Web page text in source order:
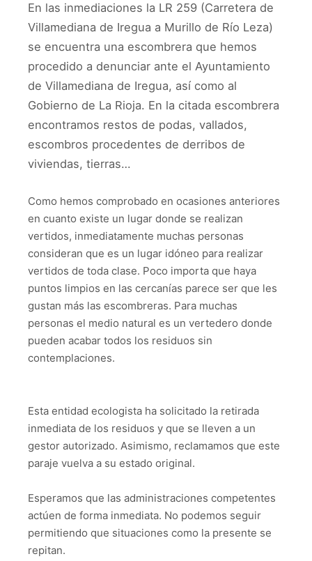
En las inmediaciones la LR 259 (Carretera de
Villamediana de Iregua a Murillo de Río Leza)
se encuentra una escombrera que hemos
procedido a denunciar ante el Ayuntamiento
de Villamediana de Iregua, así como al
Gobierno de La Rioja. En la citada escombrera
encontramos restos de podas, vallados,
escombros procedentes de derribos de
viviendas, tierras…
Como hemos comprobado en ocasiones anteriores
en cuanto existe un lugar donde se realizan
vertidos, inmediatamente muchas personas
consideran que es un lugar idóneo para realizar
vertidos de toda clase. Poco importa que haya
puntos limpios en las cercanías parece ser que les
gustan más las escombreras. Para muchas
personas el medio natural es un vertedero donde
pueden acabar todos los residuos sin
contemplaciones.
Esta entidad ecologista ha solicitado la retirada
inmediata de los residuos y que se lleven a un
gestor autorizado. Asimismo, reclamamos que este
paraje vuelva a su estado original.
Esperamos que las administraciones competentes
actúen de forma inmediata. No podemos seguir
permitiendo que situaciones como la presente se
repitan.